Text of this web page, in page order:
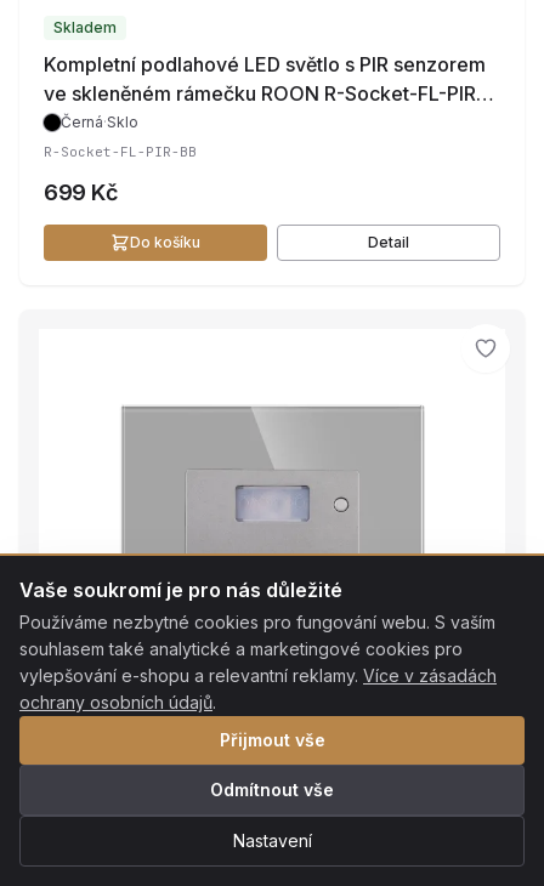
Skladem
Kompletní podlahové LED světlo s PIR senzorem
ve skleněném rámečku ROON R-Socket-FL-PIR-
BBČerná·Sklo
R-Socket-FL-PIR-BB
699 Kč
Do košíku Detail
Vaše soukromí je pro nás důležité
Používáme nezbytné cookies pro fungování webu. S vaším
souhlasem také analytické a marketingové cookies pro
vylepšování e-shopu a relevantní reklamy. Více v zásadách
ochrany osobních údajů.
Přijmout vše
Odmítnout vše
Nastavení